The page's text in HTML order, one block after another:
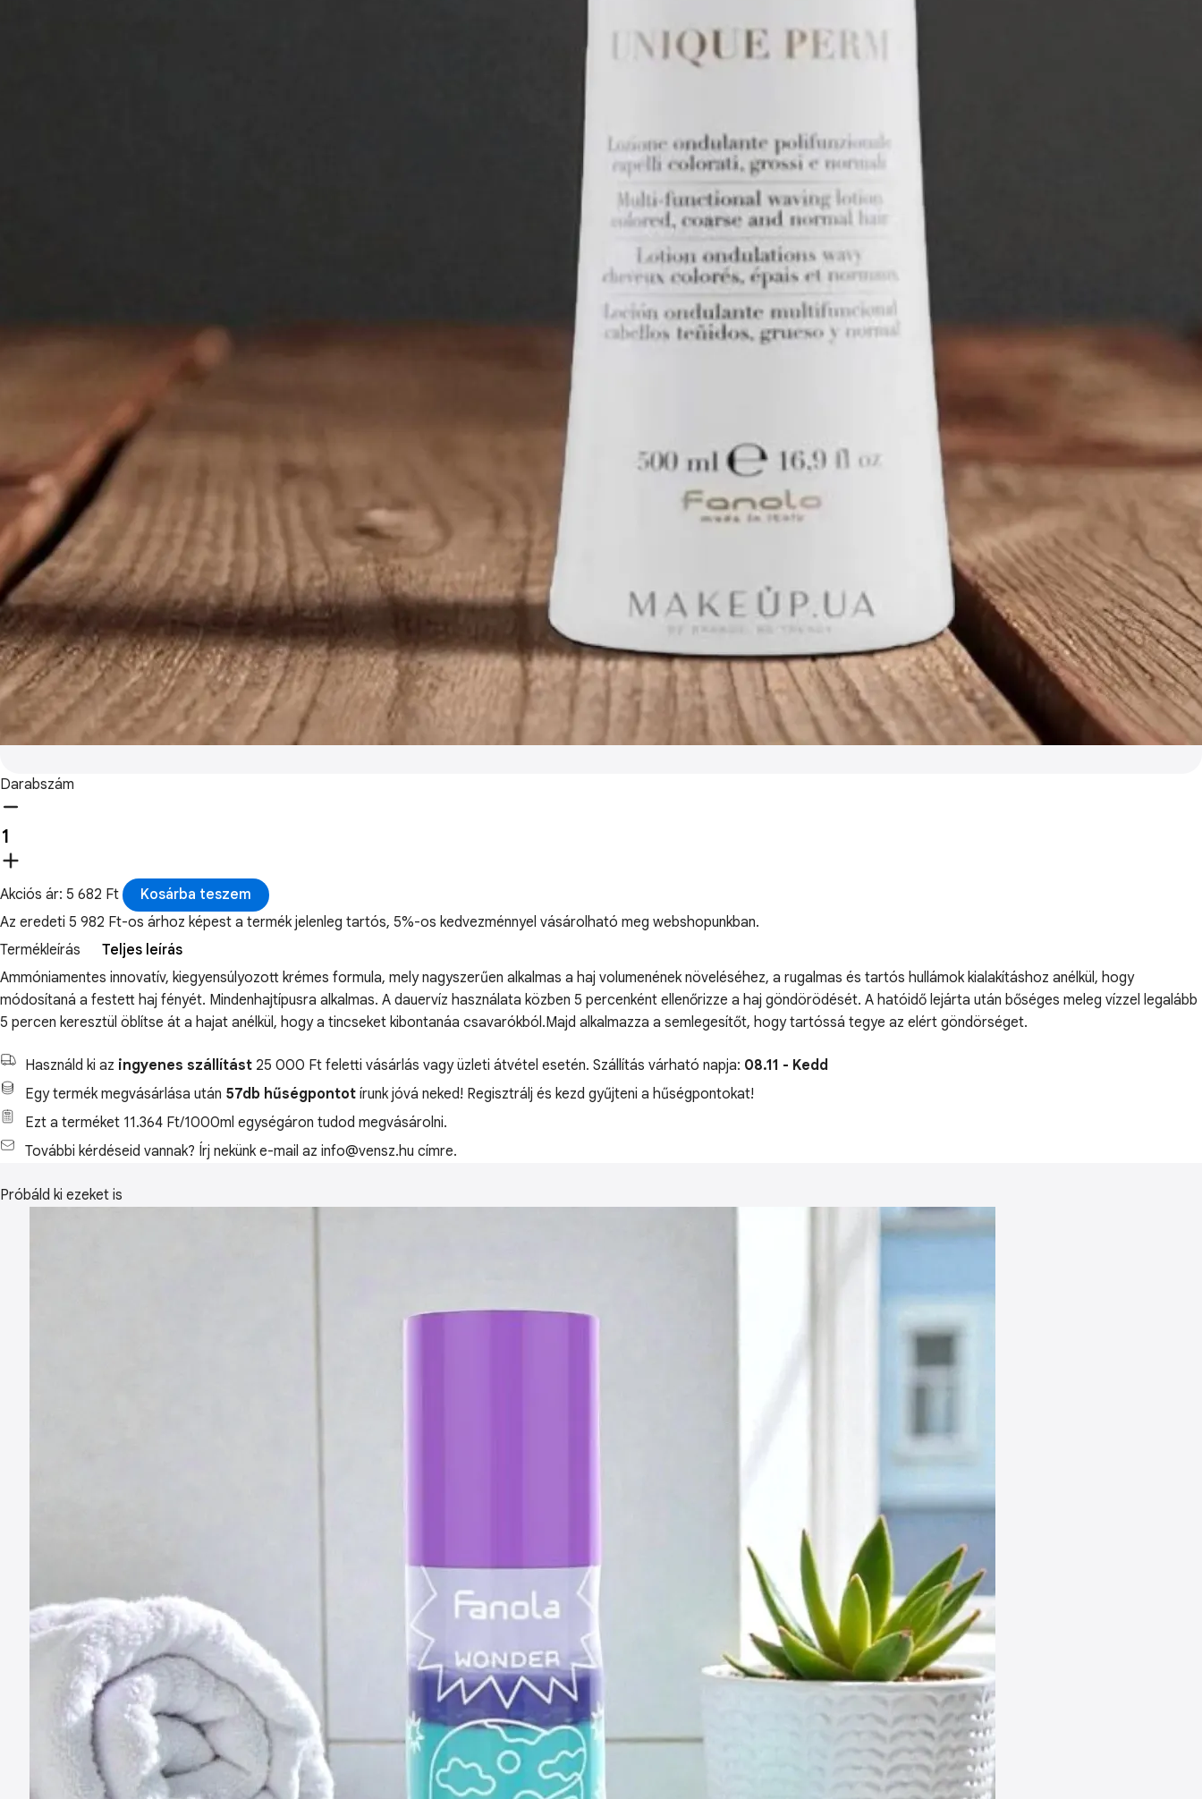
Darabszám
Akciós ár: 5 682 Ft
Kosárba teszem
Az eredeti 5 982 Ft-os árhoz képest a termék jelenleg tartós, 5%-os kedvezménnyel vásárolható meg webshopunkban.
Termékleírás
Teljes leírás
Ammóniamentes innovatív, kiegyensúlyozott krémes formula, mely nagyszerűen alkalmas a haj volumenének növeléséhez, a rugalmas és tartós hullámok kialakításhoz anélkül, hogy
módosítaná a festett haj fényét. Mindenhajtípusra alkalmas. A dauervíz használata közben 5 percenként ellenőrizze a haj göndörödését. A hatóidő lejárta után bőséges meleg vízzel legalább
5 percen keresztül öblítse át a hajat anélkül, hogy a tincseket kibontanáa csavarókból.Majd alkalmazza a semlegesítőt, hogy tartóssá tegye az elért göndörséget.
Használd ki az ingyenes szállítást 25 000 Ft feletti vásárlás vagy üzleti átvétel esetén. Szállítás várható napja: 08.11 - Kedd
Egy termék megvásárlása után 57db hűségpontot írunk jóvá neked! Regisztrálj és kezd gyűjteni a hűségpontokat!
Ezt a terméket 11.364 Ft/1000ml egységáron tudod megvásárolni.
További kérdéseid vannak? Írj nekünk e-mail az info@vensz.hu címre.
Próbáld ki ezeket is